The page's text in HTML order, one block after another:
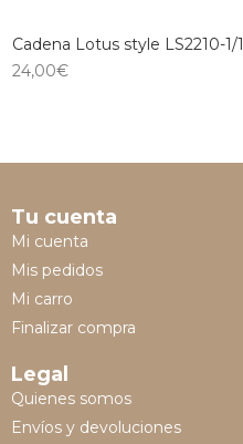
Cadena Lotus style LS2210-1/1
24,00€
Tu cuenta
Mi cuenta
Mis pedidos
Mi carro
Finalizar compra
Legal
Quienes somos
Envíos y devoluciones